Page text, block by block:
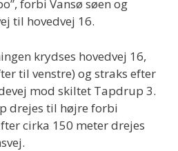
forbi Vansø søen og
til hovedvej 16.
krydses hovedvej 16,
til venstre) og straks efter
mod skiltet Tapdrup 3.
drejes til højre forbi
cirka 150 meter drejes